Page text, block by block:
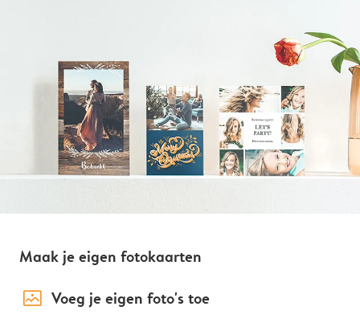
Maak je eigen fotokaarten
image_placeholder Voeg je eigen foto's toe